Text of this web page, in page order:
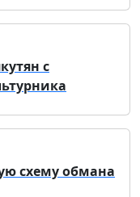
с
схему обмана